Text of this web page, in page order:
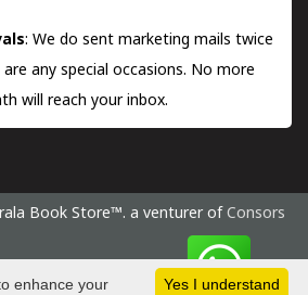
: We do sent marketing mails twice
any special occasions. No more
will reach your inbox.
Book Store™. a venturer of Consors
Friday 7 August, 2026 IST
Yes I understand
enhance your